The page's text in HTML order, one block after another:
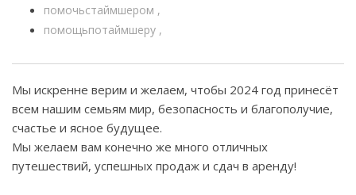
помочьстаймшером
помощьпотаймшеру
Мы искренне верим и желаем, чтобы 2024 год принесёт
всем нашим семьям мир, безопасность и благополучие,
счастье и ясное будущее.
Мы желаем вам конечно же много отличных
путешествий, успешных продаж и сдач в аренду!